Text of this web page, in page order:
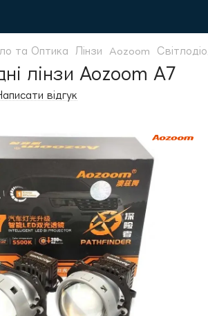
та Оптика Лінзи Aozoom
лінзи Aozoom A7
відгук